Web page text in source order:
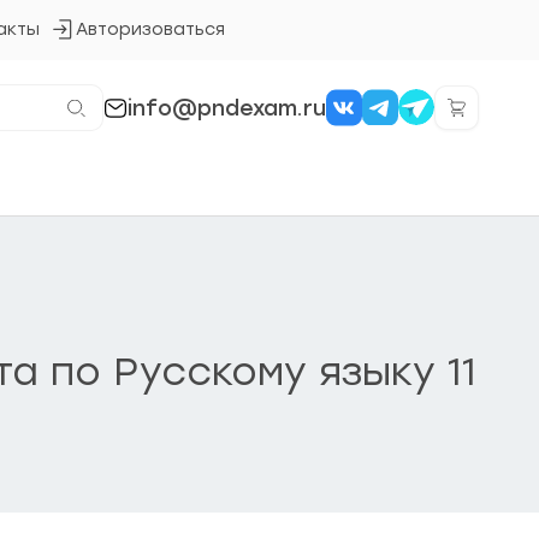
Авторизоваться
Кнопка
info@pndexam.ru
по Русскому языку 11